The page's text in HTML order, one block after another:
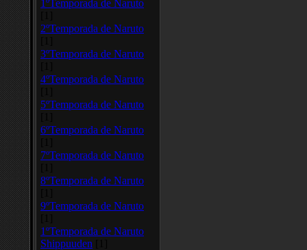
1ºTemporada de Naruto
2ºTemporada de Naruto
3ºTemporada de Naruto
4ºTemporada de Naruto
5ºTemporada de Naruto
6ºTemporada de Naruto
7ºTemporada de Naruto
8ºTemporada de Naruto
9ºTemporada de Naruto
1ºTemporada de Naruto
Shippuuden